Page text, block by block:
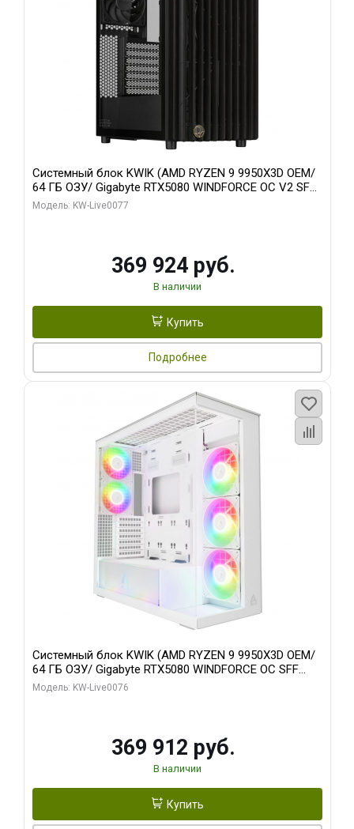
Системный блок KWIK (AMD RYZEN 9 9950X3D OEM/
64 ГБ ОЗУ/ Gigabyte RTX5080 WINDFORCE OC V2 SFF
16GB GDDR7 256b/ 960 ГБ SSD)
Модель: KW-Live0077
369 924 руб.
В наличии
Купить
Подробнее
Системный блок KWIK (AMD RYZEN 9 9950X3D OEM/
64 ГБ ОЗУ/ Gigabyte RTX5080 WINDFORCE OC SFF
16GB GDDR7 256bit / 960 ГБ SSD)
Модель: KW-Live0076
369 912 руб.
В наличии
Купить